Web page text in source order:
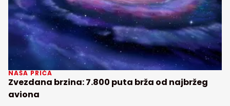
NAŠA PRIČA
Zvezdana brzina: 7.800 puta brža od najbržeg
aviona